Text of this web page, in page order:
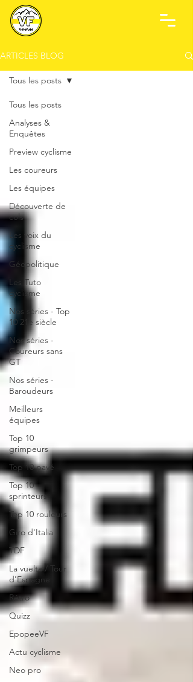
ARTICLES BLOG
Tous les posts
Analyses &
Enquêtes
Preview cyclisme
Les coureurs
Les équipes
Découverte de
cols
Les voix du
cyclisme
Géopolitique
Les Tuto
cyclisme
Nos séries - Top
10 21e siècle
Nos séries -
Coureurs sans
GT
Nos séries -
Baroudeurs
Meilleurs
équipes
Top 10
grimpeurs
Top 10 pavé
Top 10
sprinteurs
Top 10 rouleurs
Giro d'Italia
TDF
La vuelta / Tour
d'Espagne
Rétro
Quizz
EpopeeVF
Actu cyclisme
Neo pro
Tous les posts